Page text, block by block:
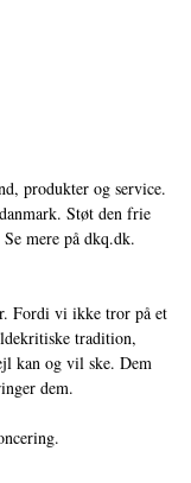
produkter og service.
Støt den frie
mere på dkq.dk.
Fordi vi ikke tror på et
tradition,
kan og vil ske. Dem
dem.